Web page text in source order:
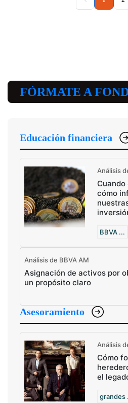
FÓRMATE A
Educación financiera
Análisis
Cuando
cómo
BBVA ...
Análisis de BBVA AM
Asignación de activos por
un propósito claro
Asesoramiento
Análisis
Cómo
el
grandes